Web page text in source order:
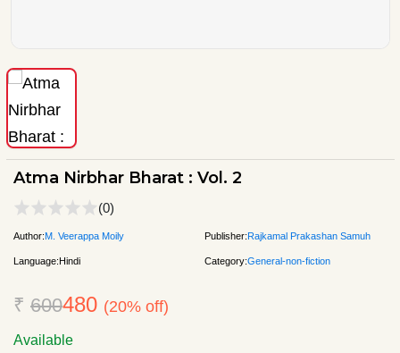
Atma Nirbhar Bharat : Vol. 2
(0)
Author:M. Veerappa Moily Publisher:Rajkamal Prakashan Samuh
Language:Hindi Category:General-non-fiction
₹ 600480 (20% off)
Available